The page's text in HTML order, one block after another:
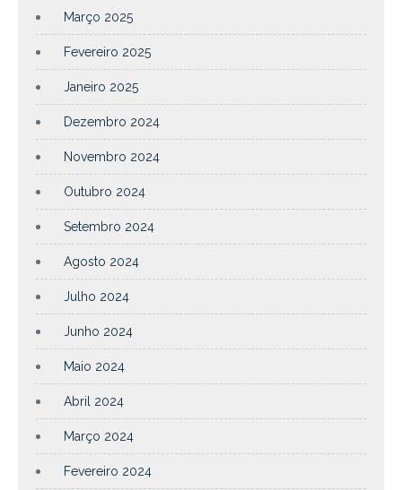
Março 2025
Fevereiro 2025
Janeiro 2025
Dezembro 2024
Novembro 2024
Outubro 2024
Setembro 2024
Agosto 2024
Julho 2024
Junho 2024
Maio 2024
Abril 2024
Março 2024
Fevereiro 2024